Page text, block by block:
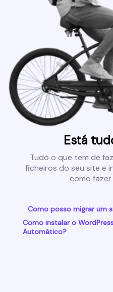
Está
Tudo o que tem de
ficheiros do seu site e
como
Como posso migrar um
Como instalar o
Automático?